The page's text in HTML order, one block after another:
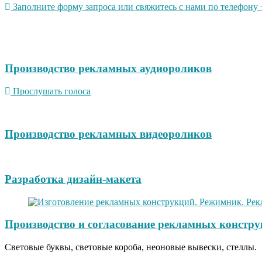
Заполните форму запроса или свяжитесь с нами по
Производство рекламных аудиороликов
Прослушать голоса
Производство рекламных видеороликов
Разработка дизайн-макета
Производство и согласование рекламных
Световые буквы, световые короба, неоновые вывески, стеллы.